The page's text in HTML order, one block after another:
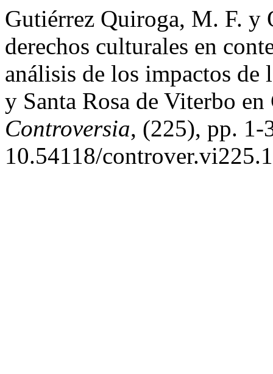
Gutiérrez Quiroga, M. F. y
derechos culturales en
análisis de los impactos
y Santa Rosa de Viterbo
Controversia, (225), pp. 1-
10.54118/